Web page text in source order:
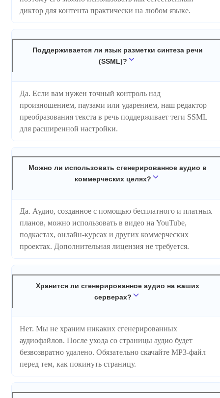
диктор для контента практически на любом языке.
Поддерживается ли язык разметки синтеза речи
(SSML)?
Да. Если вам нужен точный контроль над
произношением, паузами или ударением, наш редактор
преобразования текста в речь поддерживает теги SSML
для расширенной настройки.
Можно ли использовать сгенерированное аудио в
коммерческих целях?
Да. Аудио, созданное с помощью бесплатного и платных
планов, можно использовать в видео на YouTube,
подкастах, онлайн-курсах и других коммерческих
проектах. Дополнительная лицензия не требуется.
Хранится ли сгенерированное аудио на ваших
серверах?
Нет. Мы не храним никаких сгенерированных
аудиофайлов. После ухода со страницы аудио будет
безвозвратно удалено. Обязательно скачайте MP3-файл
перед тем, как покинуть страницу.